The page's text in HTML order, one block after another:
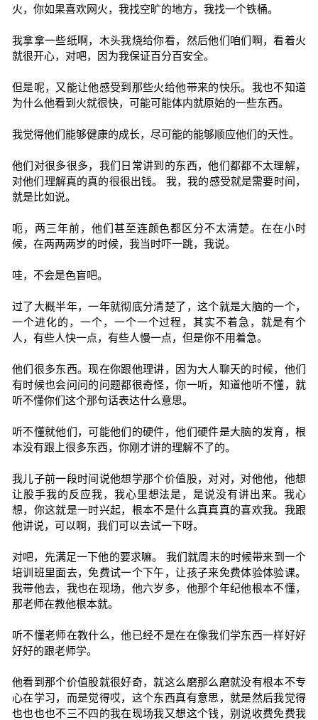
火，你如果喜欢网火，我找空旷的地方，我找一个铁桶。
我拿拿一些纸啊，木头我烧给你看，然后他们咱们啊，看着火
就很开心，对吧，因为我保证百分百安全。
但是呢，又能让他感受到那些火给他带来的快乐。我也不知道
为什么他看到火就很快，可能可能体内就原始的一些东西。
我觉得他们能够健康的成长，尽可能的能够顺应他们的天性。
他们对很多很多，我们日常讲到的东西，他们都都不太理解，
对他们理解真的真的很很出钱。 我，我的感受就是需要时间，
就是比如说。
呃，两三年前，他们甚至连颜色都区分不太清楚。在在小时
候，在两两两岁的时候，我当时吓一跳，我说。
哇，不会是色盲吧。
过了大概半年，一年就彻底分清楚了，这个就是大脑的一个，
一个进化的，一个，一个一个过程，其实不着急，就是有个
人，有些人快一点，有些人慢一点，但是你不用着急。
他们很多东西。现在你跟他理讲，因为大人聊天的时候，他们
有时候也会问问的问题都很奇怪，你一听，知道他听不懂，就
听不懂你们这个那句话表达什么意思。
听不懂就他们，可能他们的硬件，他们硬件是大脑的发育，根
本没有跟上很多东西，你刚才讲的理解不了的。
我儿子前一段时间说他想学那个价值股，对对，对他他，他想
让股手我的反应我，我心里想法是，是说没有讲出来。我心
想，你这就是一时兴起，根本不是什么真真真的喜欢我。我跟
他讲说，可以啊，我们可以去试一下呀。
对吧，先满足一下他的要求嘛。 我们就周末的时候带来到一个
培训班里面去，免费试一个下午，让孩子来免费体验体验课。
我带他去，我也在现场，他六岁多，他那个年纪他根本不懂，
那老师在教他根本就。
听不懂老师在教什么，他已经不是在在像我们学东西一样好好
好好的跟老师学。
他看到那个价值股就很好奇，就这么磨那么磨就没有根本不专
心在学习，而是觉得哎，这个东西真有意思，就是然后我觉得
也也也也不三不四的我在现场我又想这个钱，别说收费免费我